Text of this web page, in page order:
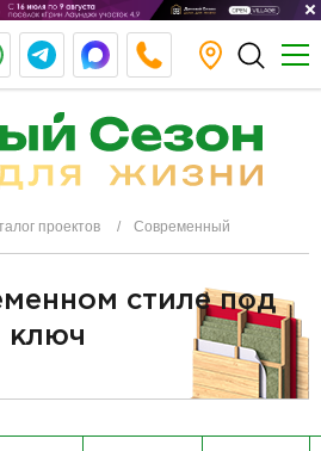
проектов Современный
стиле под
ключ